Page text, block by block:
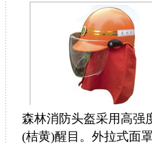
森林消防头盔采用高强
(桔黄)醒目。外拉式面